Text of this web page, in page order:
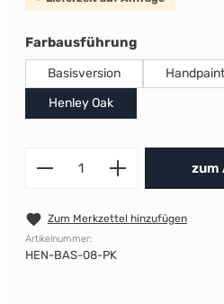
Farbausführungauswählen
Basisversion
Henley Oak
Produktzum
Zum Merkzettel hinzufügen
Artikelnummer:
HEN-BAS-08-PK